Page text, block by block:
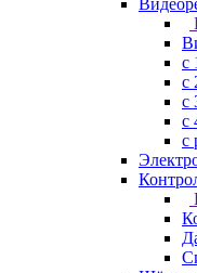
с
с
с
с
с